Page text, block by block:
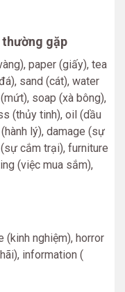
gặp
paper (giấy), tea
sand (cát), water
soap (xà bông),
(thủy tinh), oil (dầu
lý), damage (sự
cắm trại), furniture
(việc mua sắm),
(kinh nghiệm), horror
information (